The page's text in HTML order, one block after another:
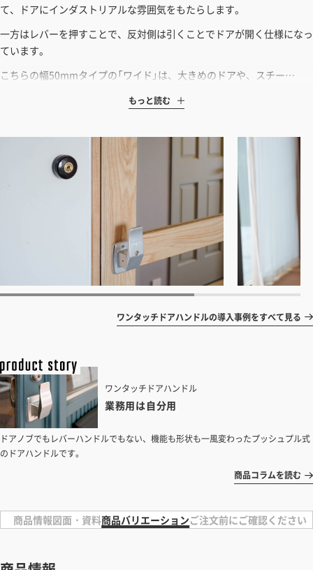
て、ドアにインダストリアルな雰囲気をもたらします。
一方はレバーを押すことで、反対側は引くことでドアが開く仕様になっ
ています。
こちらの幅50mmタイプの「ワイド」は、大きめのドアや、スチー…
もっと読む
ワンタッチドアハンドルの導入事例をすべて見る
ワンタッチドアハンドル
業務用は自分用
ドアノブでもレバーハンドルでもない、機能も形状も一風変わったプッシュプル式
のドアハンドルです。
商品コラムを読む
商品情報図面・資料商品バリエーションご注文前にご確認ください